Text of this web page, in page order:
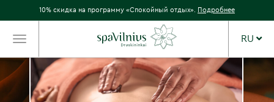
10% скидка на программу «Спокойный отдых». Подробнее
TOGGLE
NAVIGATION
RU